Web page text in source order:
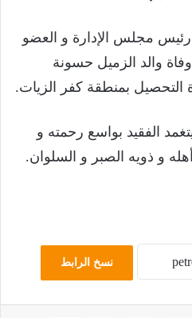
رئيس مجلس الإدارة و العضو
والد الزميل حسونة
بمنطقة كفر الزيات.
الفقيد بواسع رحمته و
و ذويه الصبر و السلوان.
نسخ الرابط